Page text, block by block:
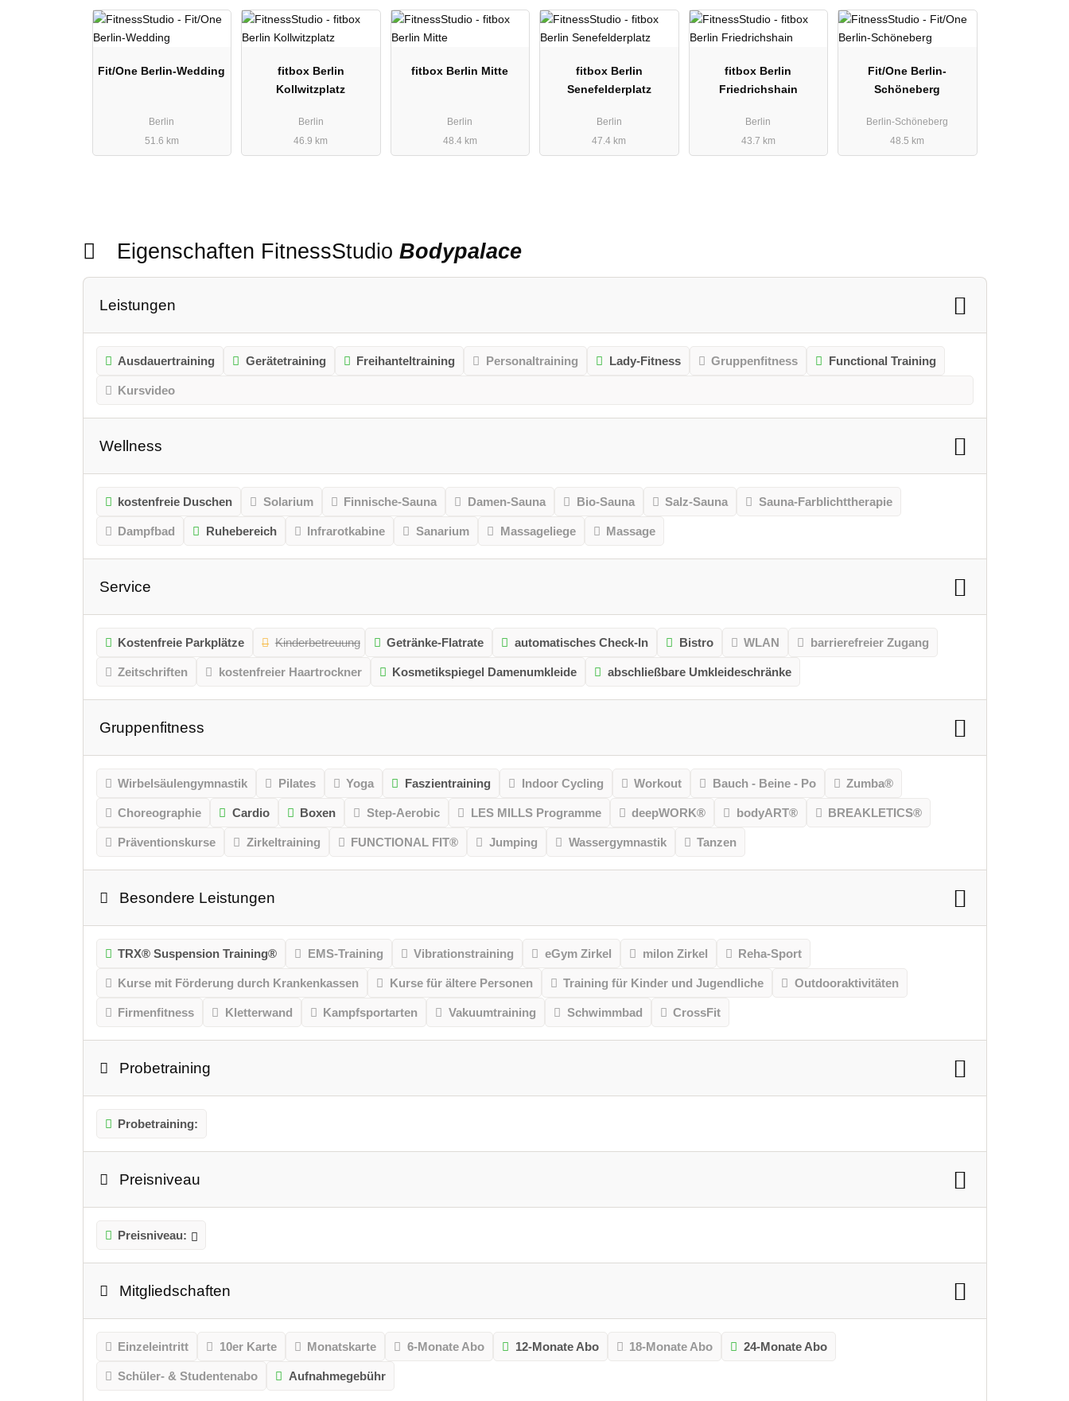
Fit/One Berlin-Wedding
Berlin
51.6 km
fitbox Berlin
Kollwitzplatz
Berlin
46.9 km
fitbox Berlin Mitte
Berlin
48.4 km
fitbox Berlin
Senefelderplatz
Berlin
47.4 km
fitbox Berlin
Friedrichshain
Berlin
43.7 km
Fit/One Berlin-
Schöneberg
Berlin-Schöneberg
48.5 km
Eigenschaften FitnessStudioBodypalace
Leistungen
Ausdauertraining Gerätetraining Freihanteltraining Personaltraining Lady-Fitness Gruppenfitness Functional Training
Kursvideo
Wellness
kostenfreie Duschen Solarium Finnische-Sauna Damen-Sauna Bio-Sauna Salz-Sauna Sauna-Farblichttherapie
Dampfbad Ruhebereich Infrarotkabine Sanarium Massageliege Massage
Service
Kostenfreie Parkplätze Kinderbetreuung Getränke-Flatrate automatisches Check-In Bistro WLAN barrierefreier Zugang
Zeitschriften kostenfreier Haartrockner Kosmetikspiegel Damenumkleide abschließbare Umkleideschränke
Gruppenfitness
Wirbelsäulengymnastik Pilates Yoga Faszientraining Indoor Cycling Workout Bauch - Beine - Po Zumba®
Choreographie Cardio Boxen Step-Aerobic LES MILLS Programme deepWORK® bodyART® BREAKLETICS®
Präventionskurse Zirkeltraining FUNCTIONAL FIT® Jumping Wassergymnastik Tanzen
Besondere Leistungen
TRX® Suspension Training® EMS-Training Vibrationstraining eGym Zirkel milon Zirkel Reha-Sport
Kurse mit Förderung durch Krankenkassen Kurse für ältere Personen Training für Kinder und Jugendliche Outdooraktivitäten
Firmenfitness Kletterwand Kampfsportarten Vakuumtraining Schwimmbad CrossFit
Probetraining
Probetraining:
Preisniveau
Preisniveau:
Mitgliedschaften
Einzeleintritt 10er Karte Monatskarte 6-Monate Abo 12-Monate Abo 18-Monate Abo 24-Monate Abo
Schüler- & Studentenabo Aufnahmegebühr